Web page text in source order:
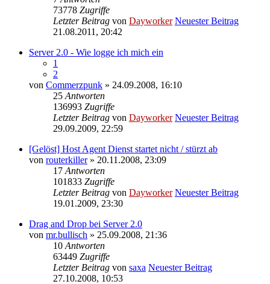
73778 Zugriffe
Letzter Beitrag von Dayworker Neuester Beitrag
21.08.2011, 20:42
Server 2.0 - Wie logge ich mich ein
1
2
von Commerzpunk » 24.09.2008, 16:10
25 Antworten
136993 Zugriffe
Letzter Beitrag von Dayworker Neuester Beitrag
29.09.2009, 22:59
[Gelöst] Host Agent Dienst startet nicht / stürzt ab
von routerkiller» 20.11.2008, 23:09
17 Antworten
101833 Zugriffe
Letzter Beitrag von Dayworker Neuester Beitrag
19.01.2009, 23:30
Drag and Drop bei Server 2.0
von mr.bullisch » 25.09.2008, 21:36
10 Antworten
63449 Zugriffe
Letzter Beitrag von saxa Neuester Beitrag
27.10.2008, 10:53